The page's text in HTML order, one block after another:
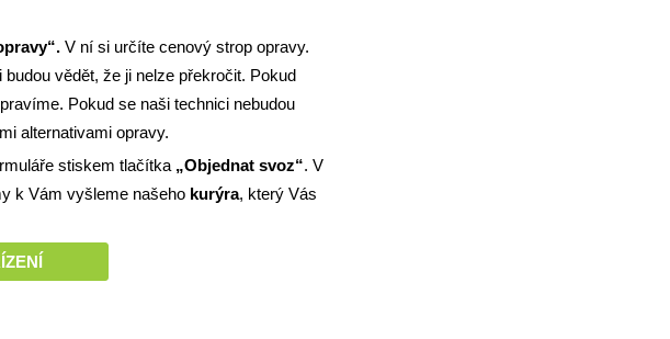
V ní si určíte cenový strop opravy.
vědět, že ji nelze překročit. Pokud
Pokud se naši technici nebudou
alternativami opravy.
stiskem tlačítka „Objednat svoz“. V
k Vám vyšleme našeho kurýra, který Vás